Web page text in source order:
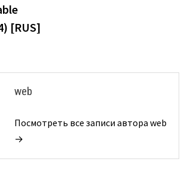
[RUS]
web
Посмотреть все записи автора web
→